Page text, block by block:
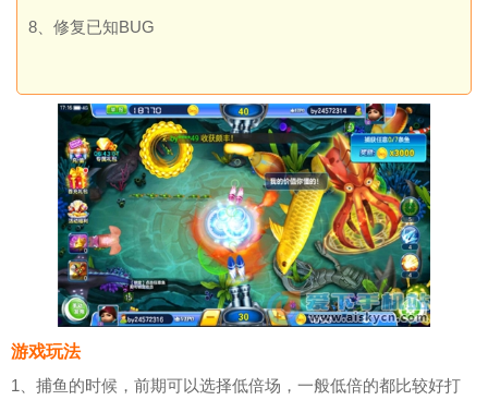
8、修复已知BUG
游戏玩法
1、捕鱼的时候，前期可以选择低倍场，一般低倍的都比较好打